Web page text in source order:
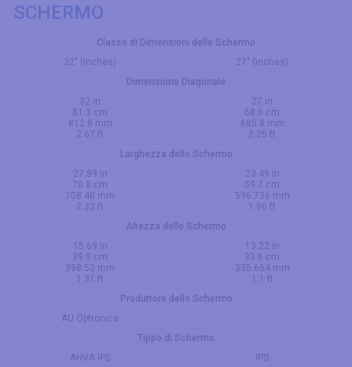
SCHERMO
Classe di Dimensioni dello Schermo
32" (inches)
27" (inches)
Dimensione Diagonale
32 in
81.3 cm
812.8 mm
2.67 ft
27 in
68.6 cm
685.8 mm
2.25 ft
Larghezza dello Schermo
27.89 in
70.8 cm
708.48 mm
2.32 ft
23.49 in
59.7 cm
596.736 mm
1.96 ft
Altezza dello Schermo
15.69 in
39.9 cm
398.52 mm
1.31 ft
13.22 in
33.6 cm
335.664 mm
1.1 ft
Produttore dello Schermo
AU Optronics
Tippo di Schermo
AHVA IPS
IPS